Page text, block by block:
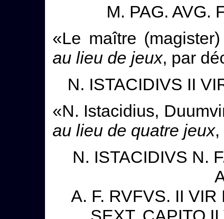
M. PAG. AVG.
«Le maître
au lieu de jeux, par
N. ISTACIDIVS II
«N. Istacidius,
au lieu de quatre jeux,
N. ISTACIDIVS N.
A. F. RVFVS. II